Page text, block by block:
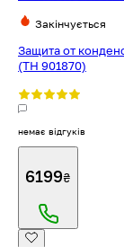
Закінчується
Защита от
(TH 901870)
немає відгуків
6199₴